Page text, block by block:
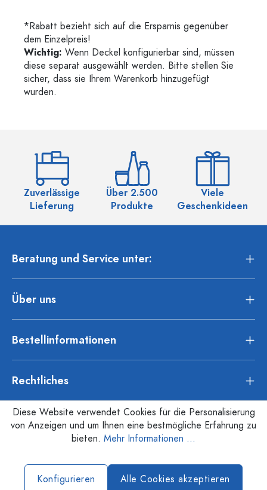
*Rabatt bezieht sich auf die Ersparnis gegenüber
dem Einzelpreis!
Wichtig: Wenn Deckel konfigurierbar sind, müssen
diese separat ausgewählt werden. Bitte stellen Sie
sicher, dass sie Ihrem Warenkorb hinzugefügt
wurden.
Zuverlässige
Lieferung
Über 2.500
Produkte
Viele
Geschenkideen
Beratung und Service unter:
Über uns
Bestellinformationen
Rechtliches
Diese Website verwendet Cookies für die Personalisierung
von Anzeigen und um Ihnen eine bestmögliche Erfahrung zu
bieten. Mehr Informationen ...
Konfigurieren Alle Cookies akzeptieren